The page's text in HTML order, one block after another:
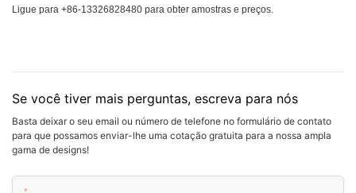
Ligue para +86-13326828480 para obter amostras e preços.
Se você tiver mais perguntas, escreva para nós
Basta deixar o seu email ou número de telefone no formulário de contato
para que possamos enviar-lhe uma cotação gratuita para a nossa ampla
gama de designs!